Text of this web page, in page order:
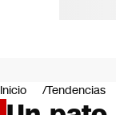
Negocios
Deportes
Inicio Tendencias